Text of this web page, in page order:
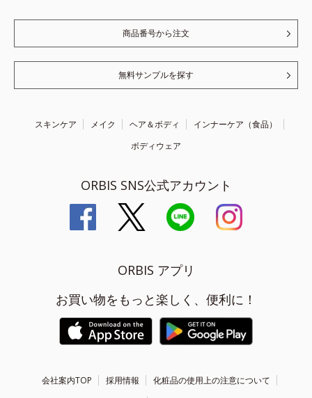
商品番号から注文
無料サンプルを探す
スキンケア メイク ヘア＆ボディ
インナーケア（食品）
ボディウェア
ORBIS SNS公式アカウント
ORBIS アプリ
お買い物をもっと楽しく、便利に！
会社案内TOP 採用情報
化粧品の使用上の注意について